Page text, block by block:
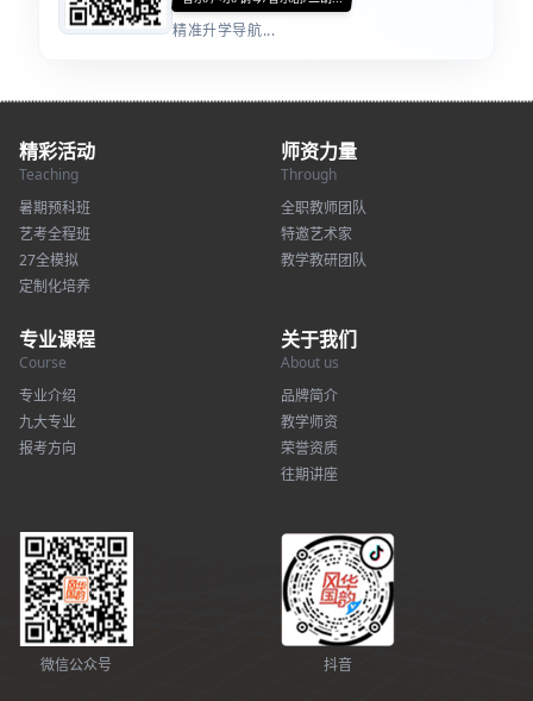
精准升学导航...
精彩活动
Teaching
暑期预科班
艺考全程班
27全模拟
定制化培养
师资力量
Through
全职教师团队
特邀艺术家
教学教研团队
专业课程
Course
专业介绍
九大专业
报考方向
关于我们
About us
品牌简介
教学师资
荣誉资质
往期讲座
微信公众号 抖音